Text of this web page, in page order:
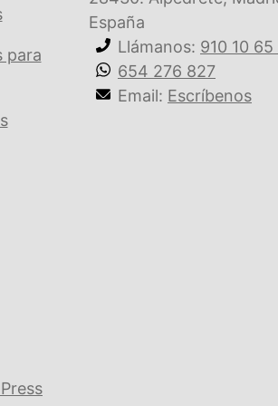
para
España
Llámanos: 910 10 65
654 276 827
Email: Escríbenos